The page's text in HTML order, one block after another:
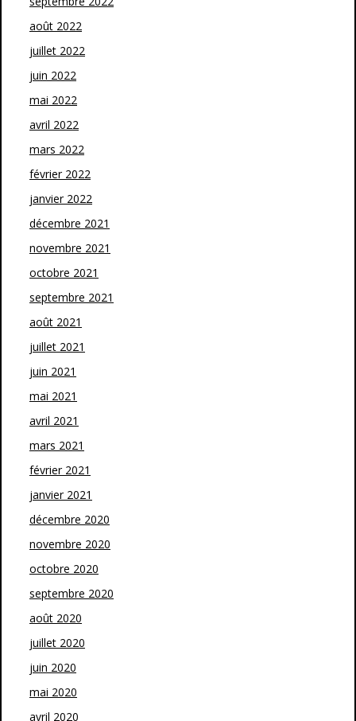
août 2022
juillet 2022
juin 2022
mai 2022
avril 2022
mars 2022
février 2022
janvier 2022
décembre 2021
novembre 2021
octobre 2021
septembre 2021
août 2021
juillet 2021
juin 2021
mai 2021
avril 2021
mars 2021
février 2021
janvier 2021
décembre 2020
novembre 2020
octobre 2020
septembre 2020
août 2020
juillet 2020
juin 2020
mai 2020
avril 2020